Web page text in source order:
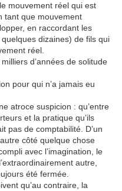
mouvement réel qui est
tant que mouvement
en raccordant les
dizaines) de fils qui
réel.
d’années de solitude
pour qui n’a jamais eu
atroce suspicion : qu’entre
et la pratique qu’ils
pas de comptabilité. D’un
côté quelque chose
avec l’imagination, le
autre,
été fermée.
qu’au contraire, la